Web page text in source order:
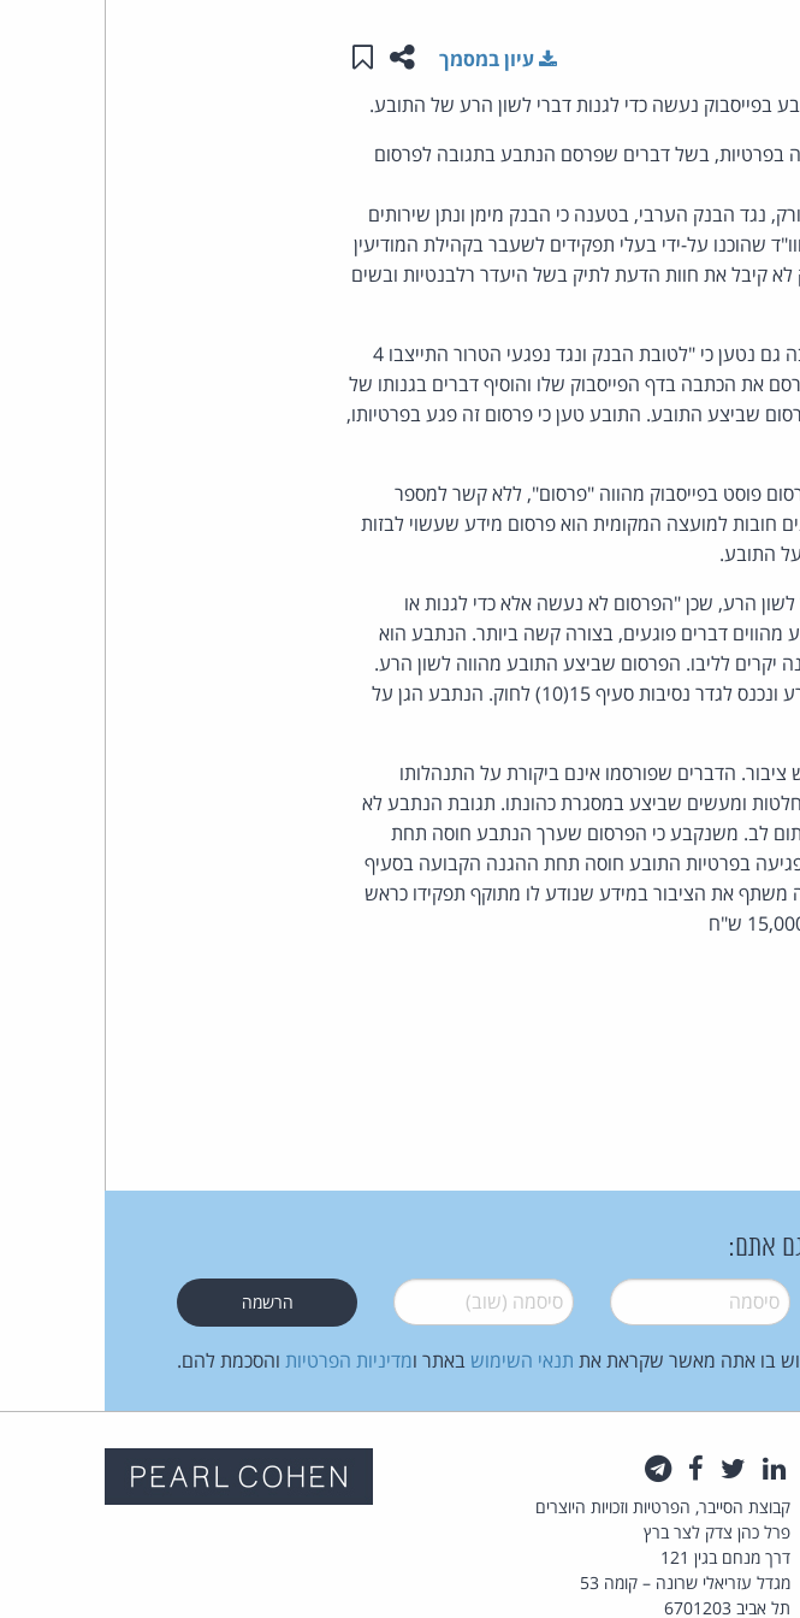
שתפו עמוד זה
שמור ב"תכנים שלי"
עיון במסמך
בפייסבוק נעשה כדי לגנות דברי לשון הרע של התובע.
בפרטיות, בשל דברים שפרסם הנתבע בתגובה לפרסום
יורק, נגד הבנק הערבי, בטענה כי הבנק מימן ונתן שירותים
שהוכנו על-ידי בעלי תפקידים לשעבר בקהילת המודיעין
קיבל את חוות הדעת לתיק בשל היעדר רלבנטיות ובשים
בשנת 2015 פרסם האתר News1 כתבה שעסקה בהליך. בכתבה גם נטען כי "לטובת הבנק ונגד נפגעי הטרור התייצבו 4
את הכתבה בדף הפייסבוק שלו והוסיף דברים בגנותו של
שביצע התובע. התובע טען כי פרסום זה פגע בפרטיותו,
פוסט בפייסבוק מהווה "פרסום", ללא קשר למספר
למועצה המקומית הוא פרסום מידע שעשוי לבזות
התובע.
מוגן לפי סעיף 15(10) לחוק איסור לשון הרע, שכן "הפרסום לא נעשה אלא כדי לגנות או
דברים פוגעים, בצורה קשה ביותר. הנתבע הוא
31 שנה, והמדינה ובטחונה יקרים לליבו. הפרסום שביצע התובע מהווה לשון הרע.
הפרסום שעשה הנתבע נכנס לגדר גינוי או הכחשה של לשון הרע ונכנס לגדר נסיבות סעיף 15(10) לחוק. הנתבע הגן על
הדברים שפורסמו אינם ביקורת על התנהלותו
ומעשים שביצע במסגרת כהונתו. תגובת הנתבע לא
לב. משנקבע כי הפרסום שערך הנתבע חוסה תחת
הרע, הרי שהפגיעה בפרטיות התובע חוסה תחת ההגנה הקבועה בסעיף
משתף את הציבור במידע שנודע לו מתוקף תפקידו כראש
אתם:
סיסמה* סיסמה (שוב)*
בו אתה מאשר שקראת את תנאי השימוש באתר ומדיניות הפרטיות והסכמת להם.
לינקדאין
טוויטרפייסבוק
קבוצת הסייבר, הפרטיות וזכויות היוצרים
פרל כהן צדק לצר ברץ
דרך מנחם בגין 121
מגדל עזריאלי שרונה – קומה 53
תל אביב 6701203